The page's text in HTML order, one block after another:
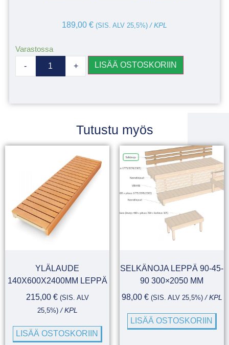
189,00 € (SIS. ALV 25,5%) / KPL
Varastossa
- + LISÄÄ OSTOSKORIIN
Tutustu myös
YLÄLAUDE
140X600X2400MM LEPPÄ
215,00 € (SIS. ALV
25,5%)/ KPL
LISÄÄ OSTOSKORIIN
SELKÄNOJA LEPPÄ 90-45-
90 300×2050 MM
98,00 € (SIS. ALV 25,5%)/ KPL
LISÄÄ OSTOSKORIIN